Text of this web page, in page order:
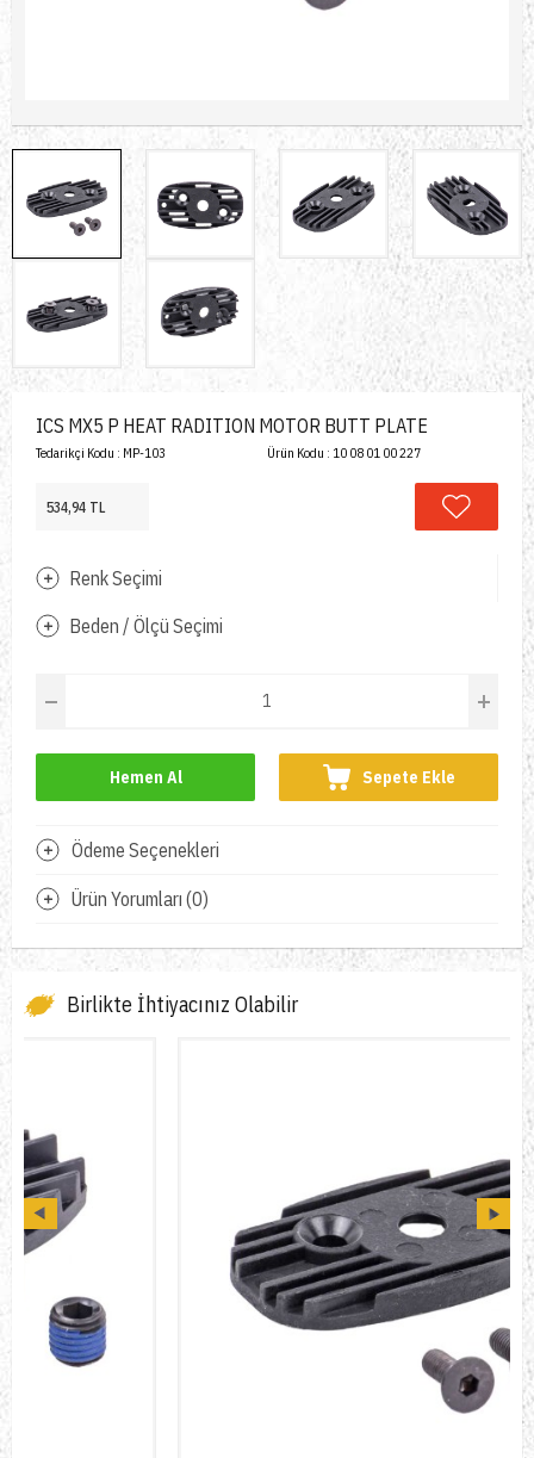
ICS MX5 P HEAT RADITION MOTOR BUTT PLATE
Tedarikçi Kodu : MP-103 Ürün Kodu : 10 08 01 00 227
534,94 TL
Renk Seçimi
Beden / Ölçü Seçimi
Hemen Al Sepete Ekle
Ödeme Seçenekleri
Ürün Yorumları (0)
Birlikte İhtiyacınız Olabilir